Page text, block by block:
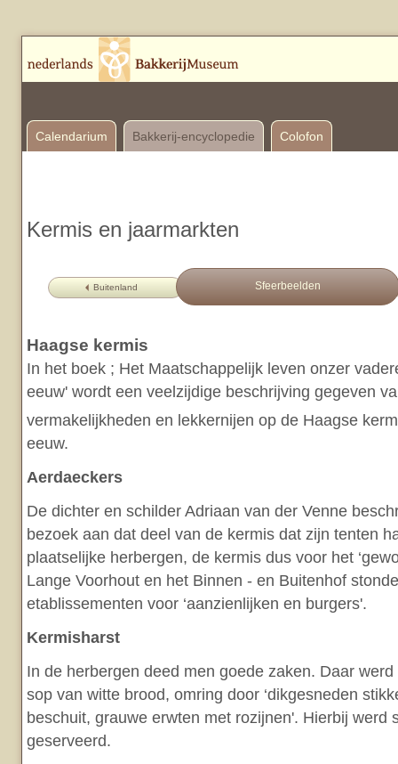
Calendarium Bakkerij-encyclopedie Colofon
Kermis en jaarmarkten
Buitenland Sfeerbeelden
Haagse kermis
In het boek ; Het Maatschappelijk leven onzer
eeuw' wordt een veelzijdige beschrijving gegeven
vermakelijkheden en lekkernijen op de Haagse
eeuw.
Aerdaeckers
De dichter en schilder Adriaan van der Venne
bezoek aan dat deel van de kermis dat zijn tenten
plaatselijke herbergen, de kermis dus voor het
Lange Voorhout en het Binnen - en Buitenhof
etablissementen voor ‘aanzienlijken en burgers'.
Kermisharst
In de herbergen deed men goede zaken. Daar
sop van witte brood, omring door ‘dikgesneden
beschuit, grauwe erwten met rozijnen'. Hierbij werd
geserveerd.